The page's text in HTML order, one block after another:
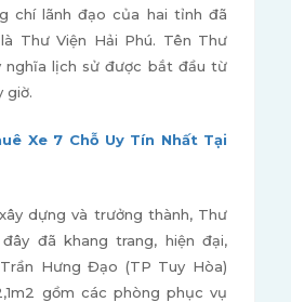
chí lãnh đạo của hai tỉnh đã
Thư Viện Hải Phú. Tên Thư
nghĩa lịch sử được bắt đầu từ
giờ.
Xe 7 Chỗ Uy Tín Nhất Tại
dựng và trưởng thành, Thư
đã khang trang, hiện đại,
Hưng Đạo (TP Tuy Hòa)
gồm các phòng phục vụ